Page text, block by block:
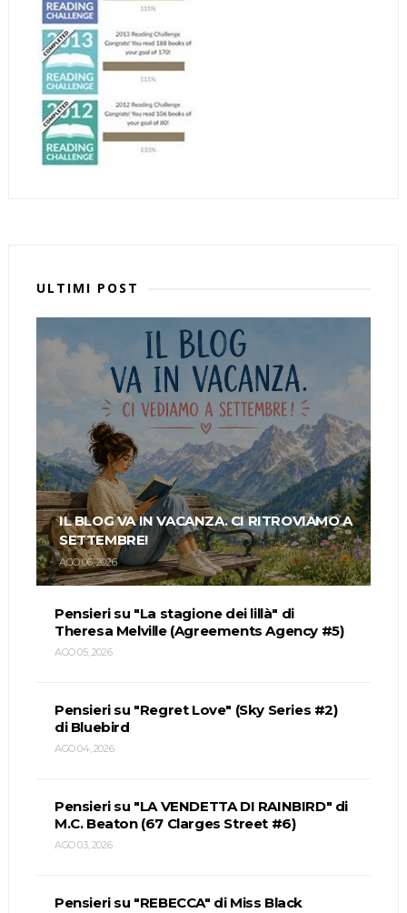
ULTIMI POST
IL BLOG VA IN VACANZA. CI RITROVIAMO A
SETTEMBRE!
AGO 06, 2026
Pensieri su "La stagione dei lillà" di
Theresa Melville (Agreements Agency #5)
AGO 05, 2026
Pensieri su "Regret Love" (Sky Series #2)
di Bluebird
AGO 04, 2026
Pensieri su "LA VENDETTA DI RAINBIRD" di
M.C. Beaton (67 Clarges Street #6)
AGO 03, 2026
Pensieri su "REBECCA" di Miss Black